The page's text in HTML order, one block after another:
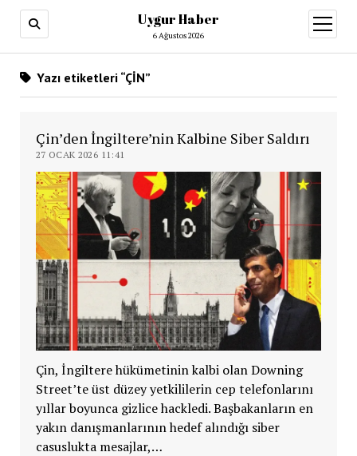
Uygur Haber
6 Ağustos 2026
aç
Yazı etiketleri “ÇİN”
Çin’den İngiltere’nin Kalbine Siber Saldırı
27 OCAK 2026 11:41
Çin, İngiltere hükümetinin kalbi olan Downing
Street’te üst düzey yetkililerin cep telefonlarını
yıllar boyunca gizlice hackledi. Başbakanların en
yakın danışmanlarının hedef alındığı siber
casuslukta mesajlar,…